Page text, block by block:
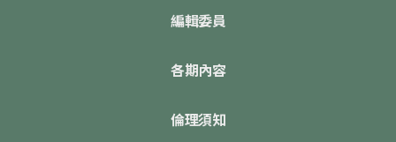
編輯委員
各期內容
倫理須知